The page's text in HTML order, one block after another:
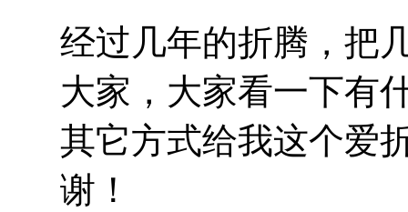
经过几年的折腾，把
大家，大家看一下有
其它方式给我这个爱
谢！